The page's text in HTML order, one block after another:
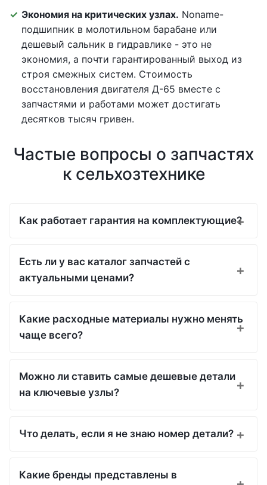
Экономия на критических узлах. Noname-
подшипник в молотильном барабане или
дешевый сальник в гидравлике - это не
экономия, а почти гарантированный выход из
строя смежных систем. Стоимость
восстановления двигателя Д-65 вместе с
запчастями и работами может достигать
десятков тысяч гривен.
Частые вопросы о запчастях
к сельхозтехнике
Как работает гарантия на комплектующие?
Есть ли у вас каталог запчастей с
актуальными ценами?
Какие расходные материалы нужно менять
чаще всего?
Можно ли ставить самые дешевые детали
на ключевые узлы?
Что делать, если я не знаю номер детали?
Какие бренды представлены в